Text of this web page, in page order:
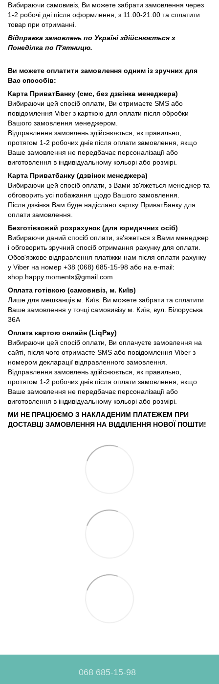
Вибираючи самовивіз, Ви можете забрати замовлення через
1-2 робочі дні після оформлення, з 11:00-21:00 та сплатити
товар при отриманні.
Відправка замовлень по Україні здійснюється з
Понеділка по П'ятницю.
Ви можете оплатити замовлення одним із зручних для
Вас способів:
Карта ПриватБанку (смс, без дзвінка менеджера)
Вибираючи цей спосіб оплати, Ви отримаєте SMS або
повідомлення Viber з карткою для оплати після обробки
Вашого замовлення менеджером.
Відправлення замовлень здійснюється, як правильно,
протягом 1-2 робочих днів після оплати замовлення, якщо
Ваше замовлення не передбачає персоналізації або
виготовлення в індивідуальному кольорі або розмірі.
Карта Приватбанку (дзвінок менеджера)
Вибираючи цей спосіб оплати, з Вами зв'яжеться менеджер та
обговорить усі побажання щодо Вашого замовлення.
Після дзвінка Вам буде надіслано картку ПриватБанку для
оплати замовлення.
Безготівковий розрахунок (для юридичних осіб)
Вибираючи даний спосіб оплати, зв'яжеться з Вами менеджер
і обговорить зручний спосіб отримання рахунку для оплати.
Обов'язкове відправлення платіжки нам після оплати рахунку
у Viber на номер +38 (068) 685-15-98 або на e-mail:
shop.happy.moments@gmail.com
Оплата готівкою (самовивіз, м. Київ)
Лише для мешканців м. Київ. Ви можете забрати та сплатити
Ваше замовлення у точці самовивізу м. Київ, вул. Білоруська
36А
Оплата картою онлайн (LiqPay)
Вибираючи цей спосіб оплати, Ви оплачуєте замовлення на
сайті, після чого отримаєте SMS або повідомлення Viber з
номером декларації відправленного замовлення.
Відправлення замовлень здійснюється, як правильно,
протягом 1-2 робочих днів після оплати замовлення, якщо
Ваше замовлення не передбачає персоналізації або
виготовлення в індивідуальному кольорі або розмірі.
МИ НЕ ПРАЦЮЄМО З НАКЛАДЕНИМ ПЛАТЕЖЕМ ПРИ
ДОСТАВЦІ ЗАМОВЛЕННЯ НА ВІДДІЛЕННЯ НОВОЇ ПОШТИ!
068 685-15-98